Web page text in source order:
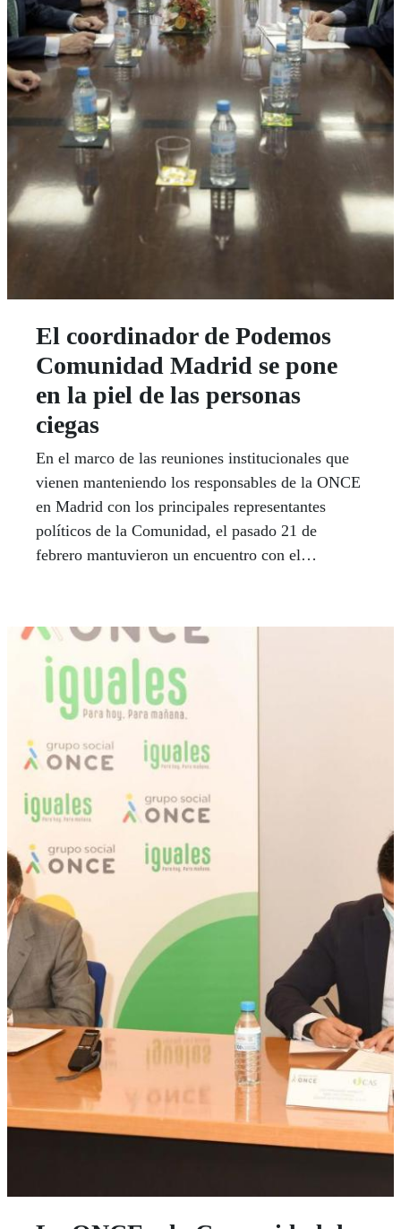
El coordinador de Podemos
Comunidad Madrid se pone
en la piel de las personas
ciegas
En el marco de las reuniones institucionales que
vienen manteniendo los responsables de la ONCE
en Madrid con los principales representantes
políticos de la Comunidad, el pasado 21 de
febrero mantuvieron un encuentro con el